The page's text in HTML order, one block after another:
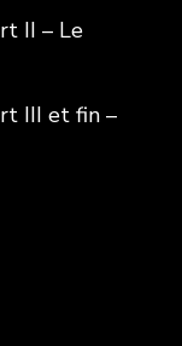
II – Le
III et fin –